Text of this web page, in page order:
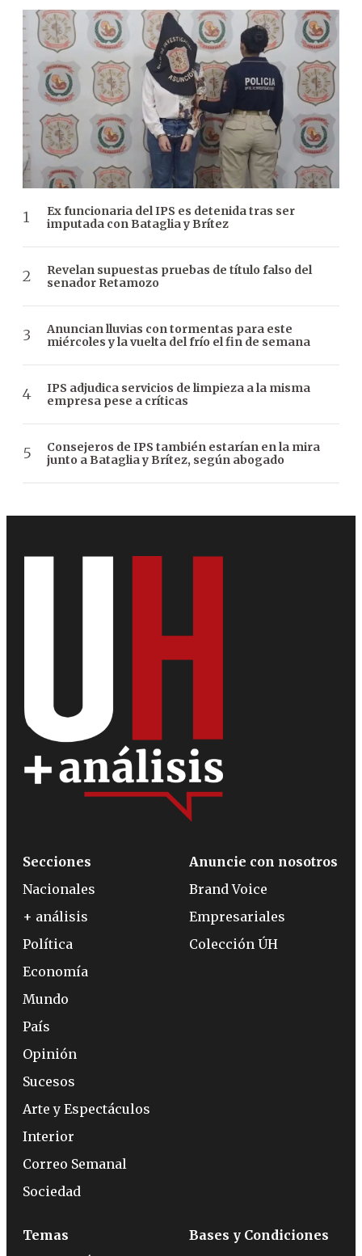
Ex funcionaria del IPS es detenida tras ser
imputada con Bataglia y Brítez
Revelan supuestas pruebas de título falso del
senador Retamozo
Anuncian lluvias con tormentas para este
miércoles y la vuelta del frío el fin de semana
IPS adjudica servicios de limpieza a la misma
empresa pese a críticas
Consejeros de IPS también estarían en la mira
junto a Bataglia y Brítez, según abogado
Secciones
Nacionales
+ análisis
Política
Economía
Mundo
País
Opinión
Sucesos
Arte y Espectáculos
Interior
Correo Semanal
Sociedad
Anuncie con nosotros
Brand Voice
Empresariales
Colección ÚH
Temas
Bases y Condiciones